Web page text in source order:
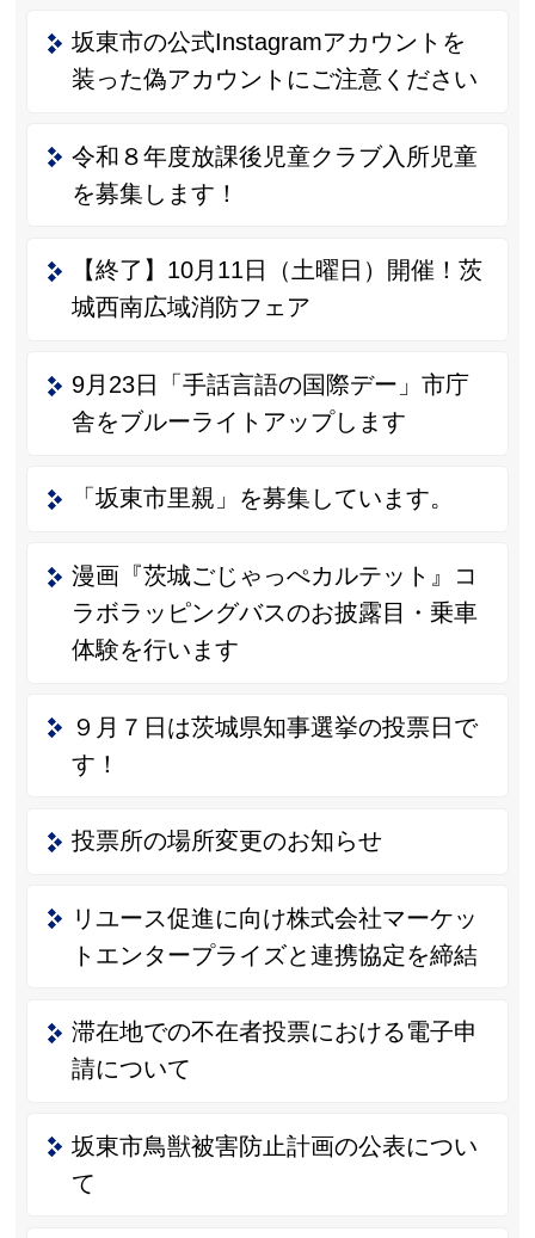
坂東市の公式Instagramアカウントを
装った偽アカウントにご注意ください
令和８年度放課後児童クラブ入所児童
を募集します！
【終了】10月11日（土曜日）開催！茨
城西南広域消防フェア
9月23日「手話言語の国際デー」市庁
舎をブルーライトアップします
「坂東市里親」を募集しています。
漫画『茨城ごじゃっぺカルテット』コ
ラボラッピングバスのお披露目・乗車
体験を行います
９月７日は茨城県知事選挙の投票日で
す！
投票所の場所変更のお知らせ
リユース促進に向け株式会社マーケッ
トエンタープライズと連携協定を締結
滞在地での不在者投票における電子申
請について
坂東市鳥獣被害防止計画の公表につい
て